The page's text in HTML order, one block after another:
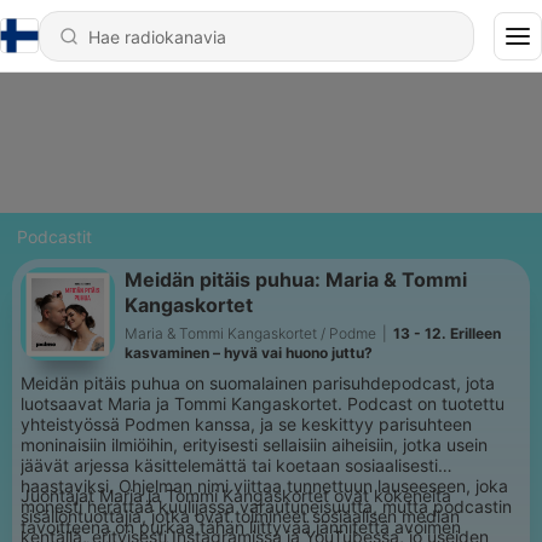
Podcastit
Meidän pitäis puhua: Maria & Tommi
Kangaskortet
Maria & Tommi Kangaskortet / Podme
13 - 12. Erilleen
kasvaminen – hyvä vai huono juttu?
Meidän pitäis puhua on suomalainen parisuhdepodcast, jota
luotsaavat Maria ja Tommi Kangaskortet. Podcast on tuotettu
yhteistyössä Podmen kanssa, ja se keskittyy parisuhteen
moninaisiin ilmiöihin, erityisesti sellaisiin aiheisiin, jotka usein
jäävät arjessa käsittelemättä tai koetaan sosiaalisesti
haastaviksi. Ohjelman nimi viittaa tunnettuun lauseeseen, joka
monesti herättää kuulijassa varautuneisuutta, mutta podcastin
tavoitteena on purkaa tähän liittyvää jännitettä avoimen
Juontajat Maria ja Tommi Kangaskortet ovat kokeneita
sisällöntuottajia, jotka ovat toimineet sosiaalisen median
kentällä, erityisesti Instagramissa ja YouTubessa, jo useiden